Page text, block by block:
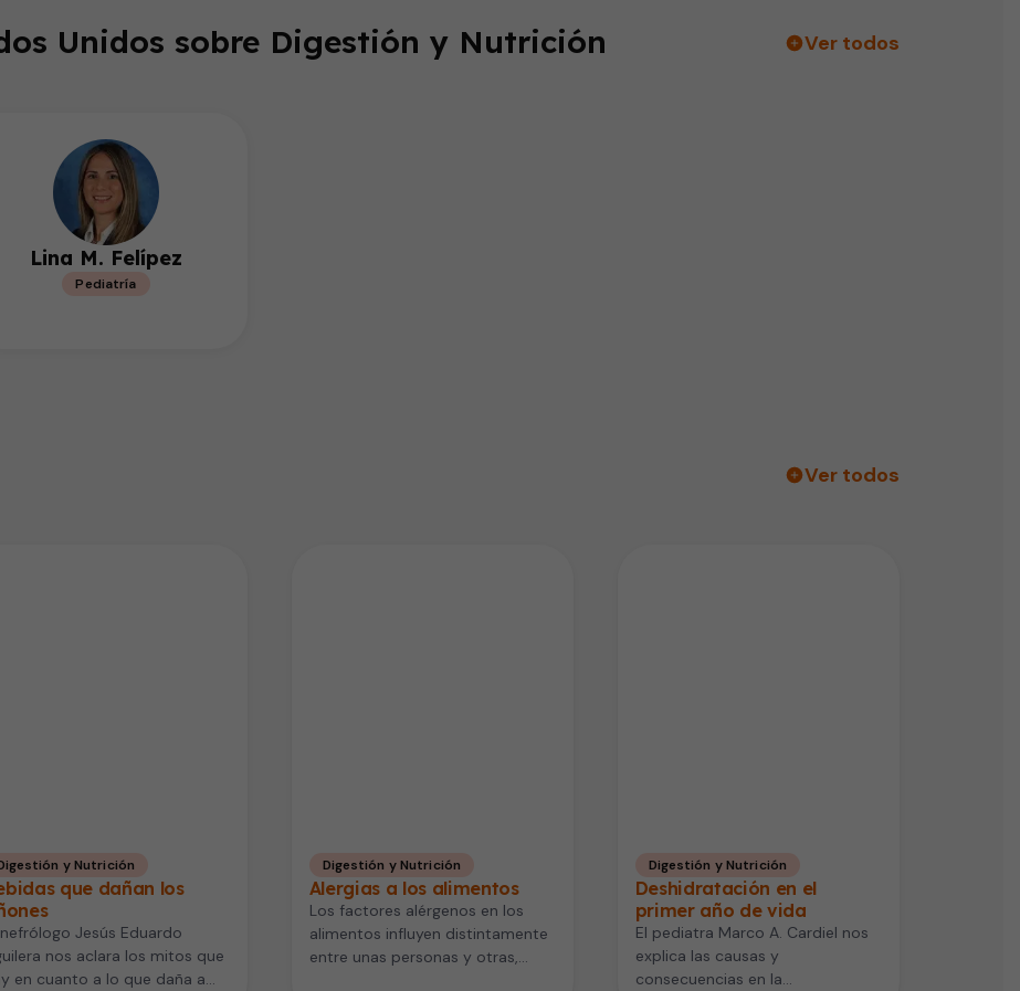
Unidos sobre Digestión y Nutrición Ver todos
Lina M. Felípez
Pediatría
Ver todos
y Nutrición
que dañan los
Jesús Eduardo
nos aclara los mitos que
en cuanto a lo que daña a
Digestión y Nutrición
Alergias a los alimentos
Los factores alérgenos en los
alimentos influyen distintamente
entre unas personas y otras,
Digestión y Nutrición
Deshidratación en el
primer año de vida
El pediatra Marco A. Cardiel nos
explica las causas y
consecuencias en la